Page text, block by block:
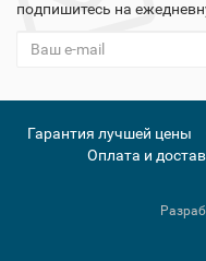
подпишитесь на
Гарантия лучшей цены
Оплата и